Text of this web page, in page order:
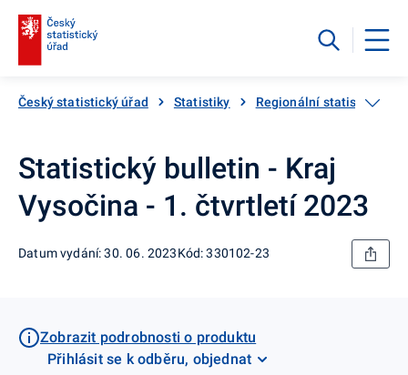
Český statistický úřad Statistiky Regionální statistiky
Statistický bulletin - Kraj
Vysočina - 1. čtvrtletí 2023
Datum vydání: 30. 06. 2023Kód: 330102-23
Zobrazit podrobnosti o produktu
Přihlásit se k odběru, objednat